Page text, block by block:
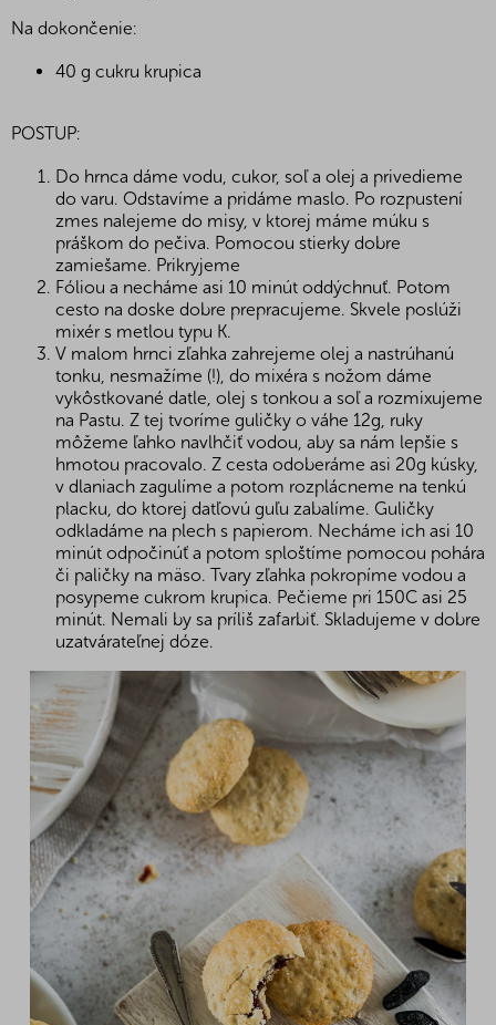
Na dokončenie:
40 g cukru krupica
POSTUP:
Do hrnca dáme vodu, cukor, soľ a olej a privedieme
do varu. Odstavíme a pridáme maslo. Po rozpustení
zmes nalejeme do misy, v ktorej máme múku s
práškom do pečiva. Pomocou stierky dobre
zamiešame. Prikryjeme
Fóliou a necháme asi 10 minút oddýchnuť. Potom
cesto na doske dobre prepracujeme. Skvele poslúži
mixér s metlou typu K.
V malom hrnci zľahka zahrejeme olej a nastrúhanú
tonku, nesmažíme (!), do mixéra s nožom dáme
vykôstkované datle, olej s tonkou a soľ a rozmixujeme
na Pastu. Z tej tvoríme guličky o váhe 12g, ruky
môžeme ľahko navlhčiť vodou, aby sa nám lepšie s
hmotou pracovalo. Z cesta odoberáme asi 20g kúsky,
v dlaniach zagulíme a potom rozplácneme na tenkú
placku, do ktorej datľovú guľu zabalíme. Guličky
odkladáme na plech s papierom. Necháme ich asi 10
minút odpočinúť a potom sploštíme pomocou pohára
či paličky na mäso. Tvary zľahka pokropíme vodou a
posypeme cukrom krupica. Pečieme pri 150C asi 25
minút. Nemali by sa príliš zafarbiť. Skladujeme v dobre
uzatvárateľnej dóze.